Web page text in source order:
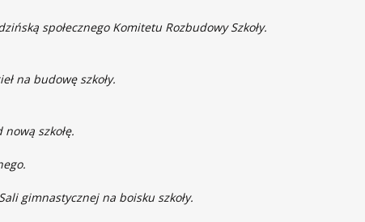
społecznego Komitetu Rozbudowy Szkoły.
na budowę szkoły.
szkołę.
gimnastycznej na boisku szkoły.